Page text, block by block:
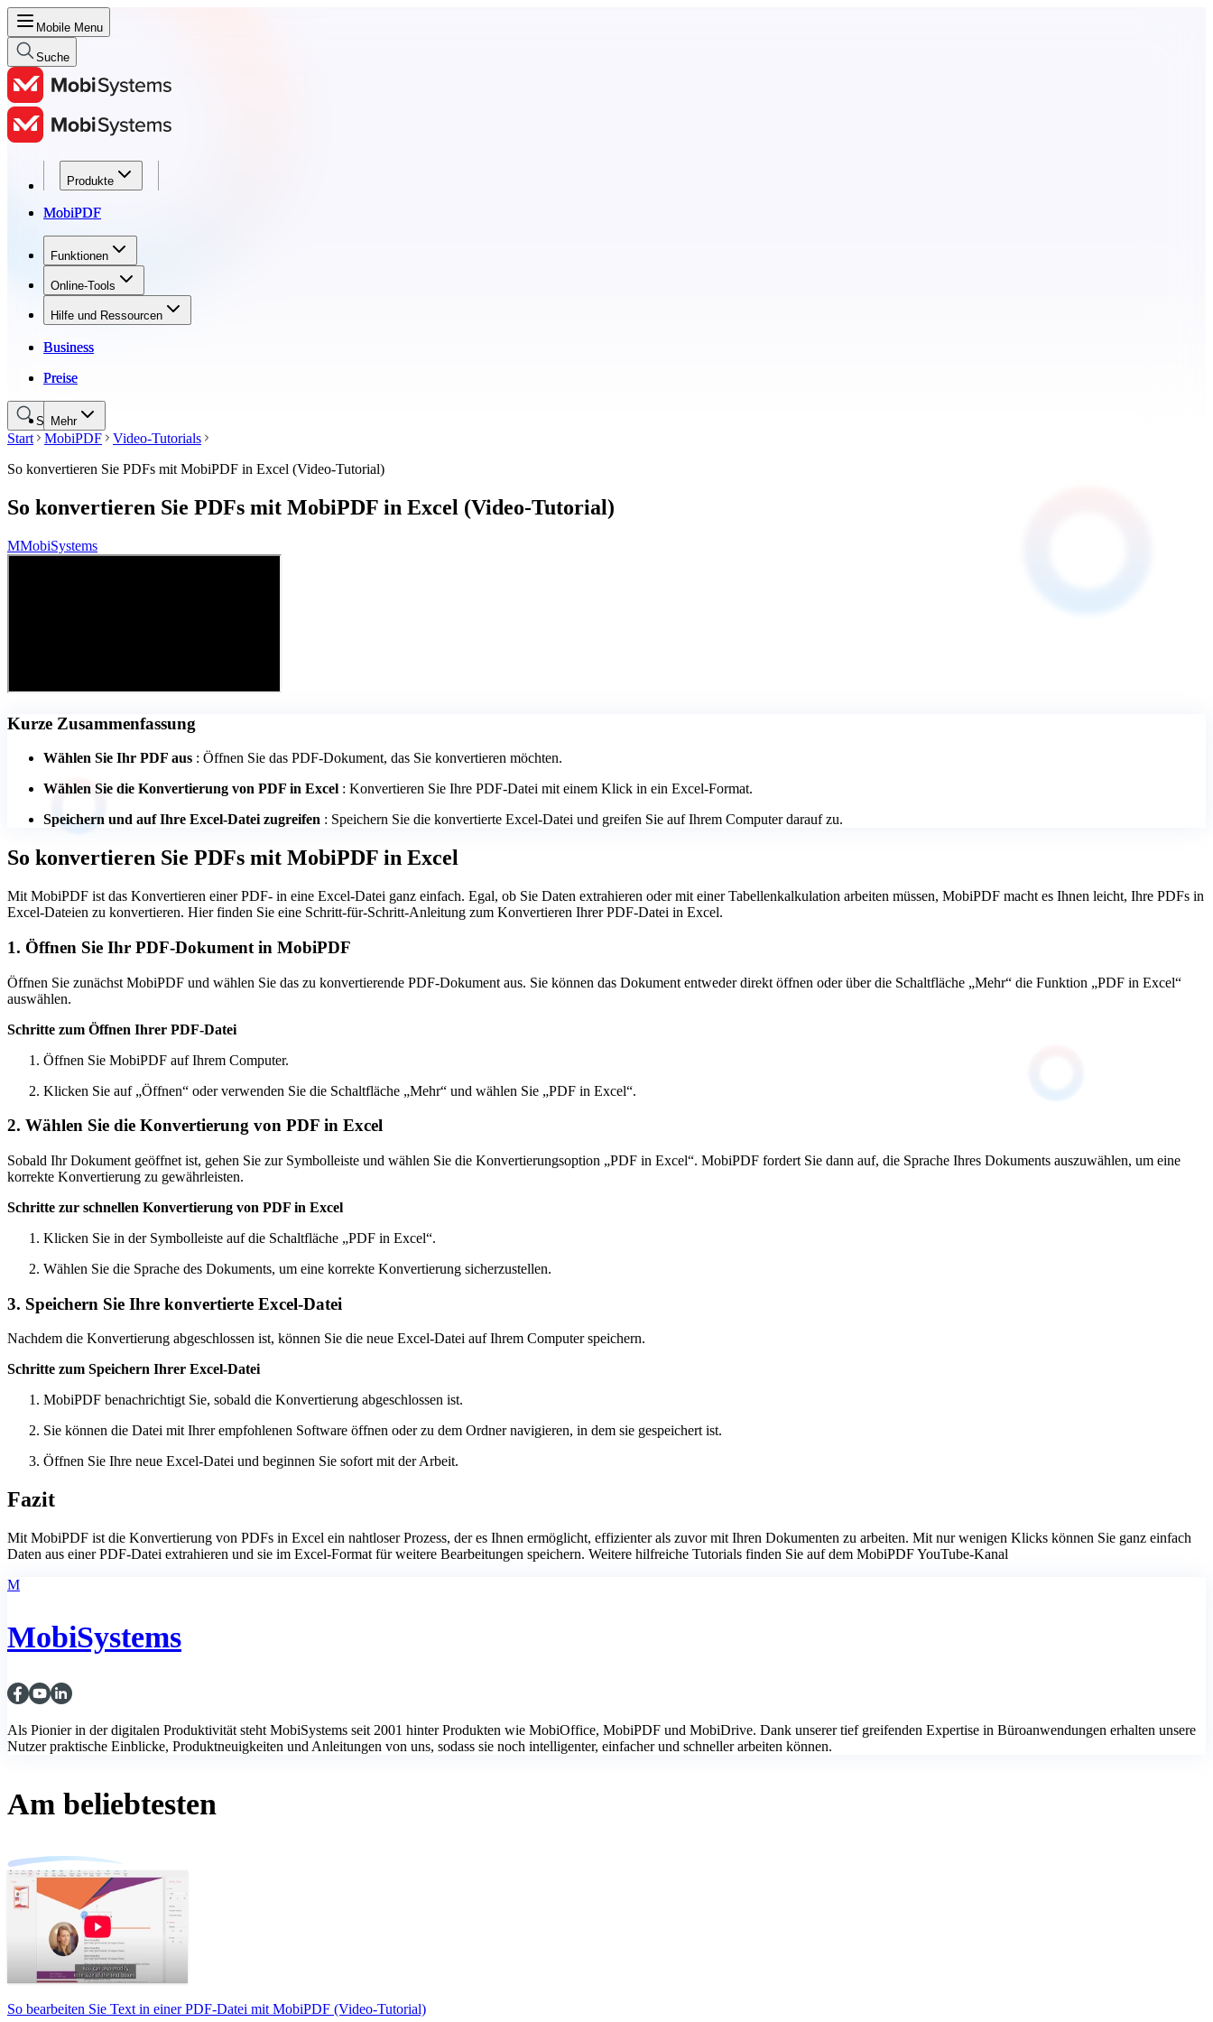
Mobile Menu
Suche
Produkte
MobiPDF
Funktionen
Online-Tools
Hilfe und Ressourcen
Business
Preise
Mehr
Produkte
MobiPDF
Funktionen
Online-Tools
Hilfe und Ressourcen
Business
Preise
Suche
Start MobiPDF
Video-Tutorials
So konvertieren Sie PDFs mit MobiPDF in Excel (Video-Tutorial)
So konvertieren Sie PDFs mit MobiPDF in Excel (Video-Tutorial)
MMobiSystems
Kurze Zusammenfassung
Wählen Sie Ihr PDF aus : Öffnen Sie das PDF-Dokument, das Sie konvertieren möchten.
Wählen Sie die Konvertierung von PDF in Excel : Konvertieren Sie Ihre PDF-Datei mit einem Klick in ein Excel-Format.
Speichern und auf Ihre Excel-Datei zugreifen : Speichern Sie die konvertierte Excel-Datei und greifen Sie auf Ihrem Computer darauf zu.
So konvertieren Sie PDFs mit MobiPDF in Excel
Mit MobiPDF ist das Konvertieren einer PDF- in eine Excel-Datei ganz einfach. Egal, ob Sie Daten extrahieren oder mit einer Tabellenkalkulation arbeiten müssen, MobiPDF macht es Ihnen leicht, Ihre PDFs in
Excel-Dateien zu konvertieren. Hier finden Sie eine Schritt-für-Schritt-Anleitung zum Konvertieren Ihrer PDF-Datei in Excel.
1. Öffnen Sie Ihr PDF-Dokument in MobiPDF
Öffnen Sie zunächst MobiPDF und wählen Sie das zu konvertierende PDF-Dokument aus. Sie können das Dokument entweder direkt öffnen oder über die Schaltfläche „Mehr“ die Funktion „PDF in Excel“
auswählen.
Schritte zum Öffnen Ihrer PDF-Datei
Öffnen Sie MobiPDF auf Ihrem Computer.
Klicken Sie auf „Öffnen“ oder verwenden Sie die Schaltfläche „Mehr“ und wählen Sie „PDF in Excel“.
2. Wählen Sie die Konvertierung von PDF in Excel
Sobald Ihr Dokument geöffnet ist, gehen Sie zur Symbolleiste und wählen Sie die Konvertierungsoption „PDF in Excel“. MobiPDF fordert Sie dann auf, die Sprache Ihres Dokuments auszuwählen, um eine
korrekte Konvertierung zu gewährleisten.
Schritte zur schnellen Konvertierung von PDF in Excel
Klicken Sie in der Symbolleiste auf die Schaltfläche „PDF in Excel“.
Wählen Sie die Sprache des Dokuments, um eine korrekte Konvertierung sicherzustellen.
3. Speichern Sie Ihre konvertierte Excel-Datei
Nachdem die Konvertierung abgeschlossen ist, können Sie die neue Excel-Datei auf Ihrem Computer speichern.
Schritte zum Speichern Ihrer Excel-Datei
MobiPDF benachrichtigt Sie, sobald die Konvertierung abgeschlossen ist.
Sie können die Datei mit Ihrer empfohlenen Software öffnen oder zu dem Ordner navigieren, in dem sie gespeichert ist.
Öffnen Sie Ihre neue Excel-Datei und beginnen Sie sofort mit der Arbeit.
Fazit
Mit MobiPDF ist die Konvertierung von PDFs in Excel ein nahtloser Prozess, der es Ihnen ermöglicht, effizienter als zuvor mit Ihren Dokumenten zu arbeiten. Mit nur wenigen Klicks können Sie ganz einfach
Daten aus einer PDF-Datei extrahieren und sie im Excel-Format für weitere Bearbeitungen speichern. Weitere hilfreiche Tutorials finden Sie auf dem MobiPDF YouTube-Kanal
M
MobiSystems
Als Pionier in der digitalen Produktivität steht MobiSystems seit 2001 hinter Produkten wie MobiOffice, MobiPDF und MobiDrive. Dank unserer tief greifenden Expertise in Büroanwendungen erhalten unsere
Nutzer praktische Einblicke, Produktneuigkeiten und Anleitungen von uns, sodass sie noch intelligenter, einfacher und schneller arbeiten können.
Am beliebtesten
So bearbeiten Sie Text in einer PDF-Datei mit MobiPDF (Video-Tutorial)